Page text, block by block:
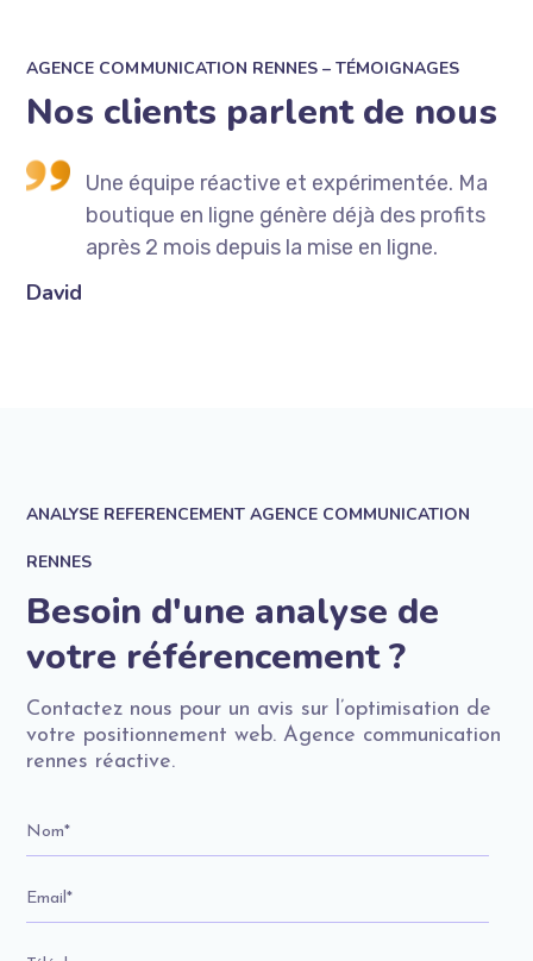
AGENCE COMMUNICATION RENNES – TÉMOIGNAGES
Nos clients parlent de nous
Une équipe réactive et expérimentée. Ma
boutique en ligne génère déjà des profits
après 2 mois depuis la mise en ligne.
David
ANALYSE REFERENCEMENT AGENCE COMMUNICATION
RENNES
Besoin d'une analyse de
votre référencement ?
Contactez nous pour un avis sur l’optimisation de
votre positionnement web. Agence communication
rennes réactive.